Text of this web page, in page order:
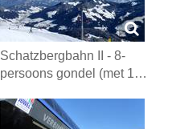
Schatzbergbahn II - 8-
persoons gondel (met 1…